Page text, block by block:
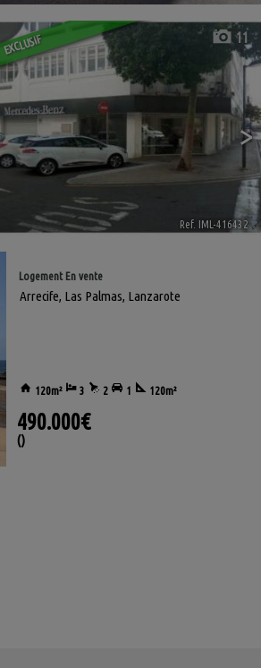
EXCLUSIF
>
11
Ref. IML-416432 🔗
Arrecife, Las Palmas, Lanzarote
Logement En vente
120m² 3 2 1 120m²
490.000€
()